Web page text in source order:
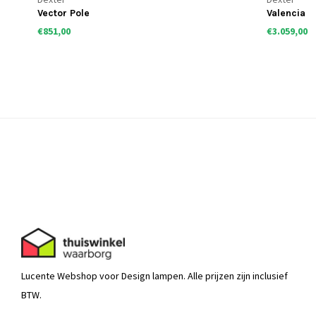
Vector Pole
€851,00
Valencia
€3.059,00
Lucente Webshop voor Design lampen. Alle prijzen zijn inclusief
BTW.